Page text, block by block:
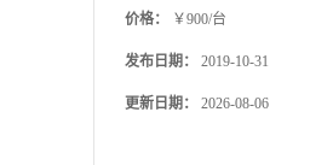
价格： ￥900/台
发布日期： 2019-10-31
更新日期： 2026-08-06